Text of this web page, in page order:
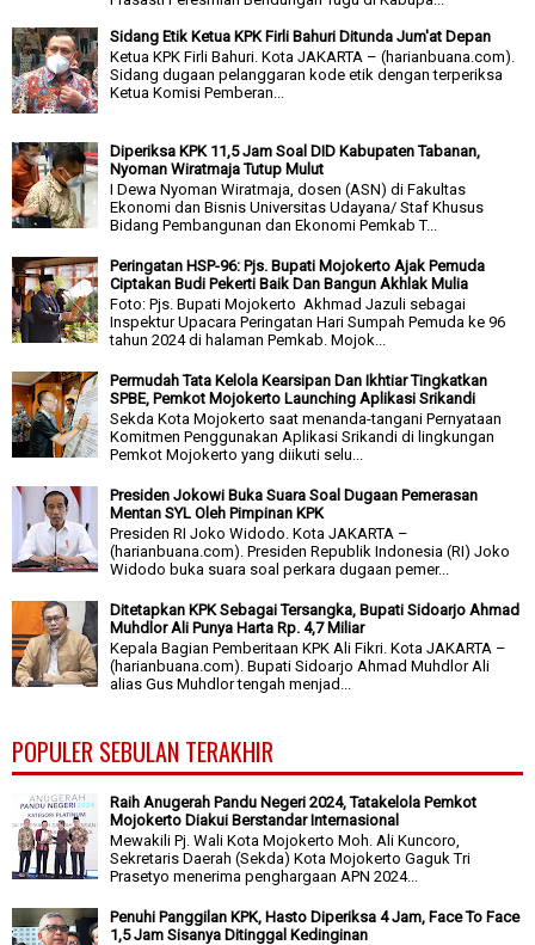
Sidang Etik Ketua KPK Firli Bahuri Ditunda Jum'at Depan
Ketua KPK Firli Bahuri. Kota JAKARTA – (harianbuana.com).
Sidang dugaan pelanggaran kode etik dengan terperiksa
Ketua Komisi Pemberan...
Diperiksa KPK 11,5 Jam Soal DID Kabupaten Tabanan,
Nyoman Wiratmaja Tutup Mulut
I Dewa Nyoman Wiratmaja, dosen (ASN) di Fakultas
Ekonomi dan Bisnis Universitas Udayana/ Staf Khusus
Bidang Pembangunan dan Ekonomi Pemkab T...
Peringatan HSP-96: Pjs. Bupati Mojokerto Ajak Pemuda
Ciptakan Budi Pekerti Baik Dan Bangun Akhlak Mulia
Foto: Pjs. Bupati Mojokerto Akhmad Jazuli sebagai
Inspektur Upacara Peringatan Hari Sumpah Pemuda ke 96
tahun 2024 di halaman Pemkab. Mojok...
Permudah Tata Kelola Kearsipan Dan Ikhtiar Tingkatkan
SPBE, Pemkot Mojokerto Launching Aplikasi Srikandi
Sekda Kota Mojokerto saat menanda-tangani Pernyataan
Komitmen Penggunakan Aplikasi Srikandi di lingkungan
Pemkot Mojokerto yang diikuti selu...
Presiden Jokowi Buka Suara Soal Dugaan Pemerasan
Mentan SYL Oleh Pimpinan KPK
Presiden RI Joko Widodo. Kota JAKARTA –
(harianbuana.com). Presiden Republik Indonesia (RI) Joko
Widodo buka suara soal perkara dugaan pemer...
Ditetapkan KPK Sebagai Tersangka, Bupati Sidoarjo Ahmad
Muhdlor Ali Punya Harta Rp. 4,7 Miliar
Kepala Bagian Pemberitaan KPK Ali Fikri. Kota JAKARTA –
(harianbuana.com). Bupati Sidoarjo Ahmad Muhdlor Ali
alias Gus Muhdlor tengah menjad...
POPULER SEBULAN TERAKHIR
Raih Anugerah Pandu Negeri 2024, Tatakelola Pemkot
Mojokerto Diakui Berstandar Internasional
Mewakili Pj. Wali Kota Mojokerto Moh. Ali Kuncoro,
Sekretaris Daerah (Sekda) Kota Mojokerto Gaguk Tri
Prasetyo menerima penghargaan APN 2024...
Penuhi Panggilan KPK, Hasto Diperiksa 4 Jam, Face To Face
1,5 Jam Sisanya Ditinggal Kedinginan